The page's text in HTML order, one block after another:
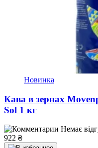
Новинка
Кава в зернах
Sol 1 кг
Немає
922 ₴